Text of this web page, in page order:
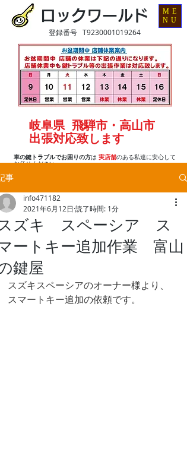
ロックワールド
車の鍵トラブルでお困りの方は 実店舗のある私達に安心して
お任せください
岐阜県 飛騨市・高山市
出張対応致します
登録番号 T9230001019264
ME
NU
事
ズキ スペーシア ス
ートキー追加作業 富山
鍵屋
info471182
2021年6月12日 読了時間: 1分
スズキスペーシアのオーナー様より、
スマートキー追加の依頼です。